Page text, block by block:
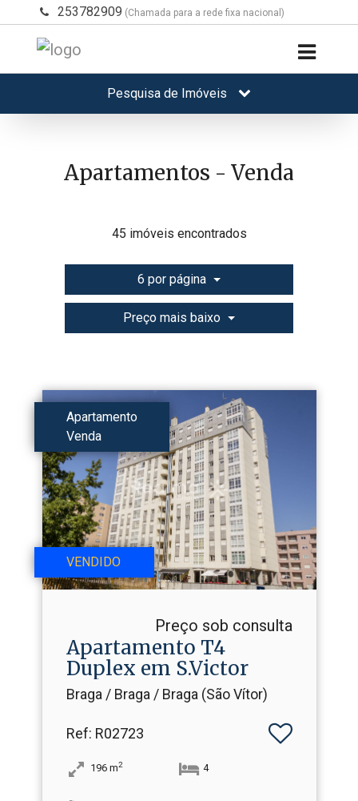
253782909 (Chamada para a rede fixa nacional)
Pesquisa de Imóveis
Apartamentos - Venda
45 imóveis encontrados
6 por página
Preço mais baixo
Apartamento
Venda
VENDIDO
Preço sob consulta
Apartamento T4
Duplex em S.​Victor
Braga / Braga / Braga (São Vítor)
Ref: R02723
196 m2 4